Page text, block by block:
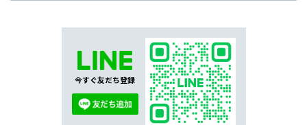
今すぐ友だち登録